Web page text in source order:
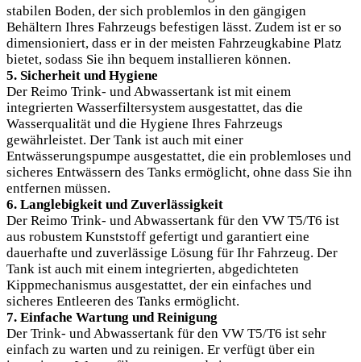
stabilen Boden, der sich problemlos in den gängigen
Behältern Ihres Fahrzeugs befestigen lässt. Zudem ist er so
dimensioniert, dass er in der meisten Fahrzeugkabine Platz
bietet, sodass Sie ihn bequem installieren können.
5. Sicherheit und Hygiene
Der Reimo Trink- und Abwassertank ist mit einem
integrierten Wasserfiltersystem ausgestattet, das die
Wasserqualität und die Hygiene Ihres Fahrzeugs
gewährleistet. Der Tank ist auch mit einer
Entwässerungspumpe ausgestattet, die ein problemloses und
sicheres Entwässern des Tanks ermöglicht, ohne dass Sie ihn
entfernen müssen.
6. Langlebigkeit und Zuverlässigkeit
Der Reimo Trink- und Abwassertank für den VW T5/T6 ist
aus robustem Kunststoff gefertigt und garantiert eine
dauerhafte und zuverlässige Lösung für Ihr Fahrzeug. Der
Tank ist auch mit einem integrierten, abgedichteten
Kippmechanismus ausgestattet, der ein einfaches und
sicheres Entleeren des Tanks ermöglicht.
7. Einfache Wartung und Reinigung
Der Trink- und Abwassertank für den VW T5/T6 ist sehr
einfach zu warten und zu reinigen. Er verfügt über ein